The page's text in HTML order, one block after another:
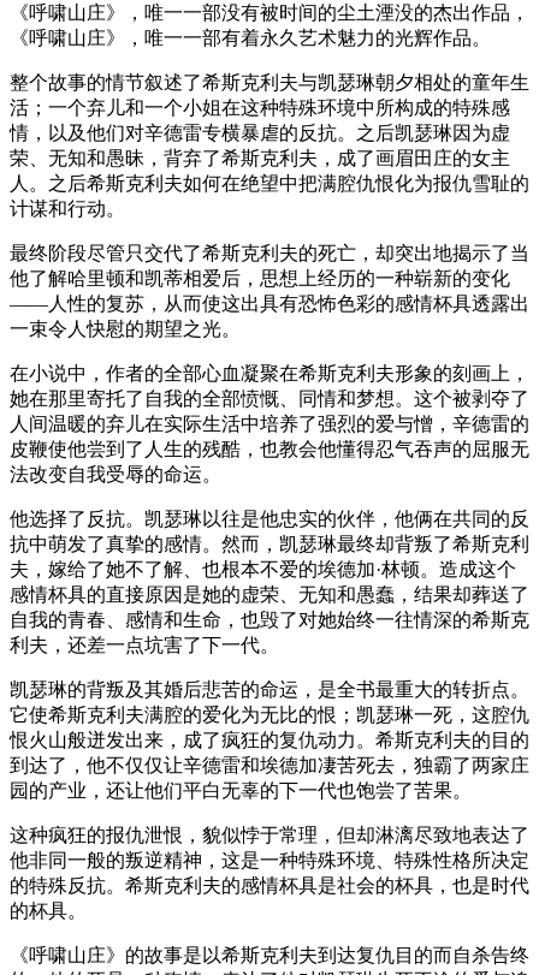
《呼啸山庄》，唯一一部没有被时间的尘土湮没的杰出作品，
《呼啸山庄》，唯一一部有着永久艺术魅力的光辉作品。
整个故事的情节叙述了希斯克利夫与凯瑟琳朝夕相处的童年生
活；一个弃儿和一个小姐在这种特殊环境中所构成的特殊感
情，以及他们对辛德雷专横暴虐的反抗。之后凯瑟琳因为虚
荣、无知和愚昧，背弃了希斯克利夫，成了画眉田庄的女主
人。之后希斯克利夫如何在绝望中把满腔仇恨化为报仇雪耻的
计谋和行动。
最终阶段尽管只交代了希斯克利夫的死亡，却突出地揭示了当
他了解哈里顿和凯蒂相爱后，思想上经历的一种崭新的变化
——人性的复苏，从而使这出具有恐怖色彩的感情杯具透露出
一束令人快慰的期望之光。
在小说中，作者的全部心血凝聚在希斯克利夫形象的刻画上，
她在那里寄托了自我的全部愤慨、同情和梦想。这个被剥夺了
人间温暖的弃儿在实际生活中培养了强烈的爱与憎，辛德雷的
皮鞭使他尝到了人生的残酷，也教会他懂得忍气吞声的屈服无
法改变自我受辱的命运。
他选择了反抗。凯瑟琳以往是他忠实的伙伴，他俩在共同的反
抗中萌发了真挚的感情。然而，凯瑟琳最终却背叛了希斯克利
夫，嫁给了她不了解、也根本不爱的埃德加·林顿。造成这个
感情杯具的直接原因是她的虚荣、无知和愚蠢，结果却葬送了
自我的青春、感情和生命，也毁了对她始终一往情深的希斯克
利夫，还差一点坑害了下一代。
凯瑟琳的背叛及其婚后悲苦的命运，是全书最重大的转折点。
它使希斯克利夫满腔的爱化为无比的恨；凯瑟琳一死，这腔仇
恨火山般迸发出来，成了疯狂的复仇动力。希斯克利夫的目的
到达了，他不仅仅让辛德雷和埃德加凄苦死去，独霸了两家庄
园的产业，还让他们平白无辜的下一代也饱尝了苦果。
这种疯狂的报仇泄恨，貌似悖于常理，但却淋漓尽致地表达了
他非同一般的叛逆精神，这是一种特殊环境、特殊性格所决定
的特殊反抗。希斯克利夫的感情杯具是社会的杯具，也是时代
的杯具。
《呼啸山庄》的故事是以希斯克利夫到达复仇目的而自杀告终